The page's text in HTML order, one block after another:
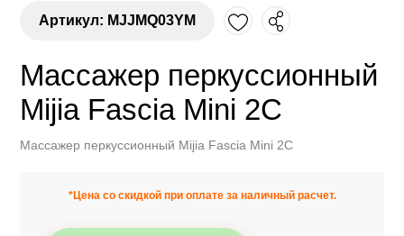
Артикул: MJJMQ03YM
Массажер перкуссионный
Mijia Fascia Mini 2C
Массажер перкуссионный Mijia Fascia Mini 2C
*Цена со скидкой при оплате за наличный расчет.